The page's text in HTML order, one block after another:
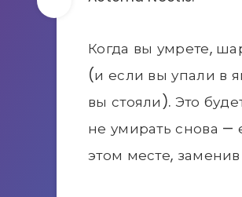
Когда вы умрете,
(и если вы упали в
вы стояли). Это
не умирать снова —
этом месте,